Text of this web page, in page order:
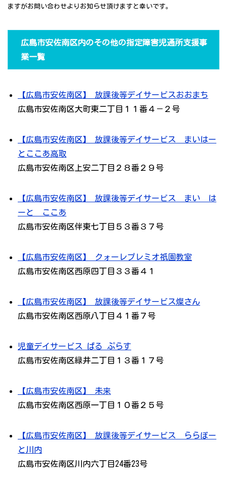
ますがお問い合わせよりお知らせ頂けますと幸いです。
広島市安佐南区内のその他の指定障害児通所支援事
業一覧
【広島市安佐南区】 放課後等デイサービスおおまち
広島市安佐南区大町東二丁目１１番４－２号
【広島市安佐南区】 放課後等デイサービス まいはー
とここあ高取
広島市安佐南区上安二丁目２８番２９号
【広島市安佐南区】 放課後等デイサービス まい は
ーと ここあ
広島市安佐南区伴東七丁目５３番３７号
【広島市安佐南区】 クォーレプレミオ祇園教室
広島市安佐南区西原四丁目３３番４１
【広島市安佐南区】 放課後等デイサービス燦さん
広島市安佐南区西原八丁目４１番７号
児童デイサービス ぱる ぷらす
広島市安佐南区緑井二丁目１３番１７号
【広島市安佐南区】 未来
広島市安佐南区西原一丁目１０番２５号
【広島市安佐南区】 放課後等デイサービス ららぽー
と川内
広島市安佐南区川内六丁目24番23号